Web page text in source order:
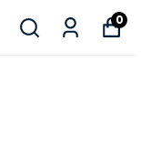
0